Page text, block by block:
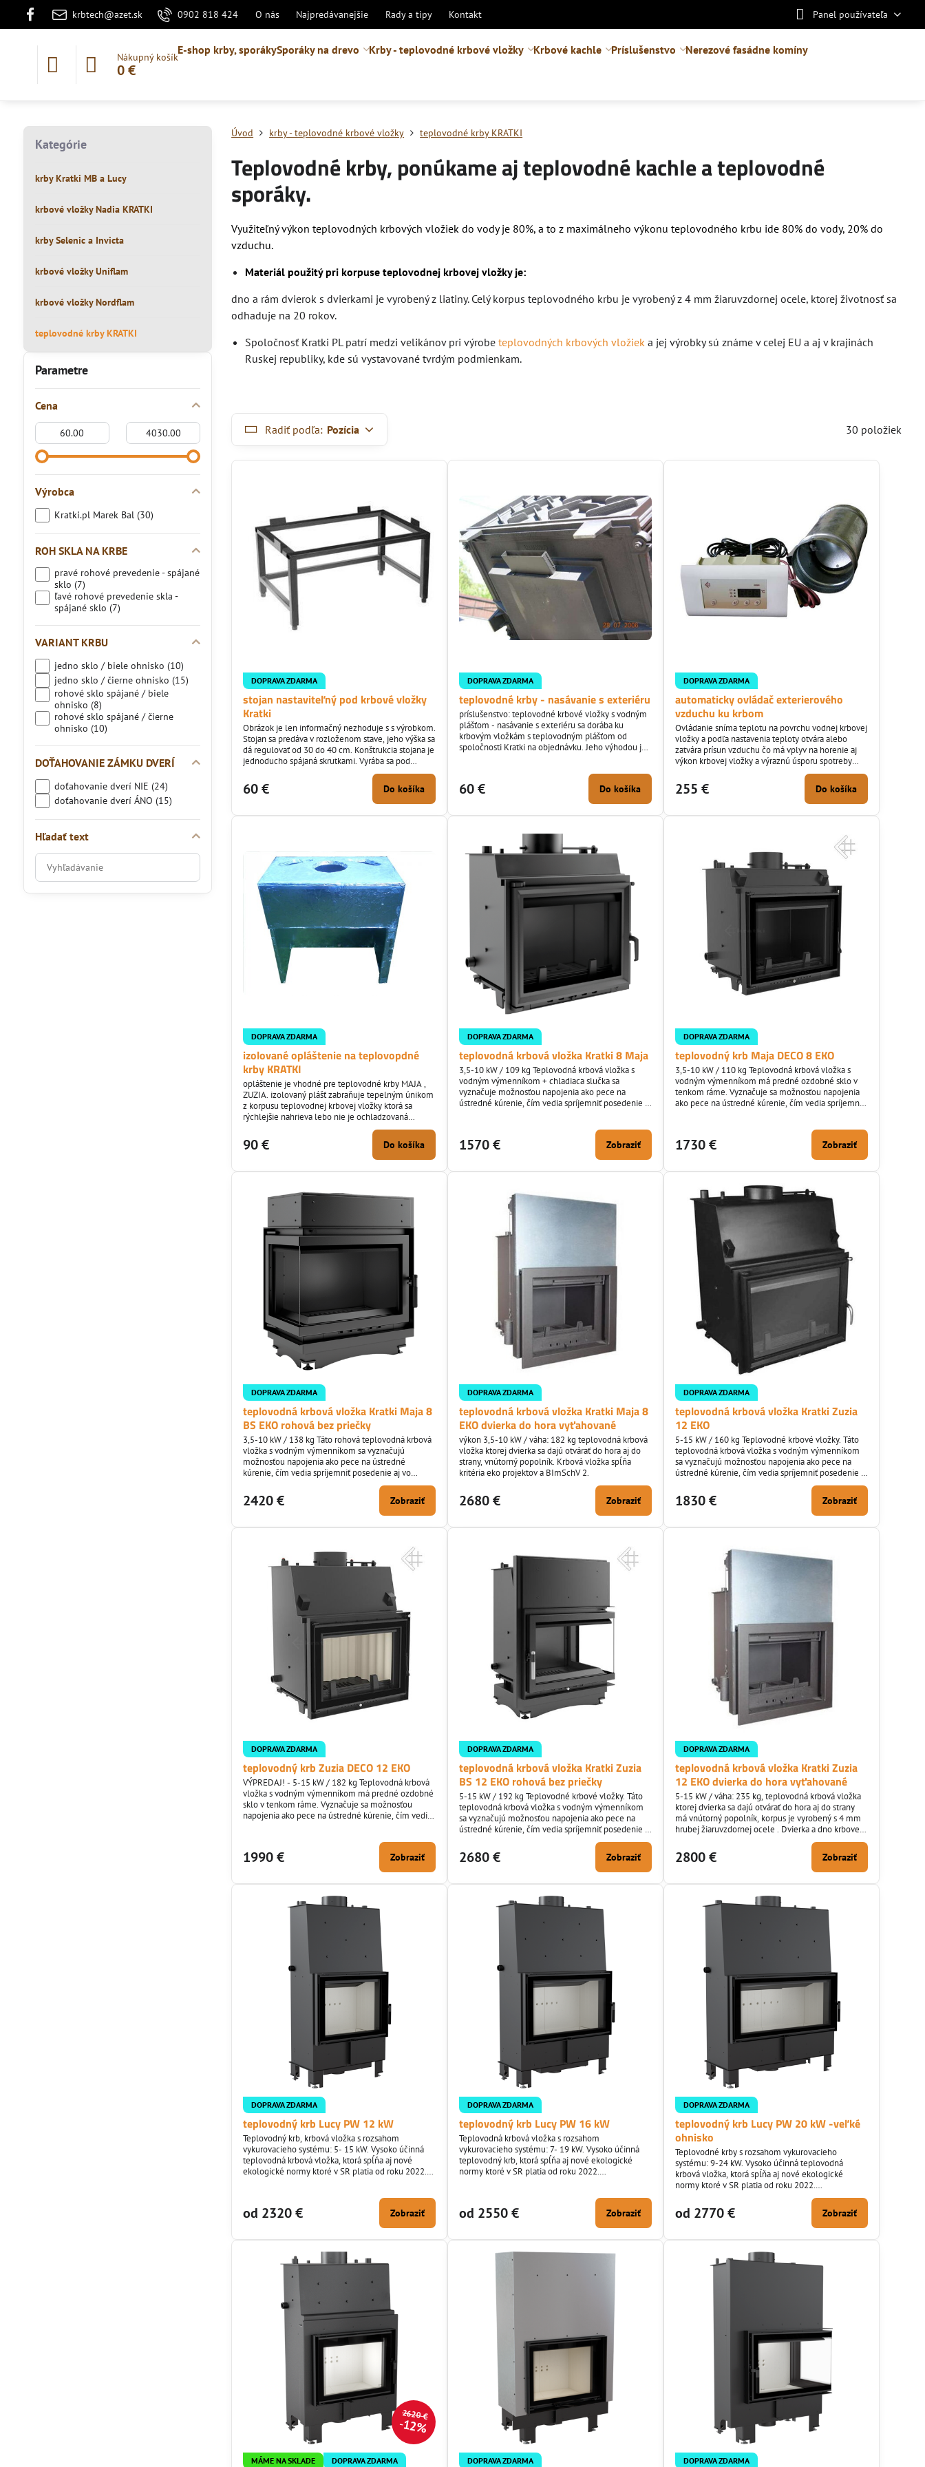
krbtech@azet.sk 0902 818 424 O nás Najpredávanejšie Rady a tipy Kontakt Panel používateľa
Nákupný košík
0 €
E-shop krby, sporákySporáky na drevo Krby - teplovodné krbové vložky Krbové kachle Príslušenstvo Nerezové fasádne komíny
Úvod krby - teplovodné krbové vložky teplovodné krby KRATKI
Teplovodné krby, ponúkame aj teplovodné kachle a teplovodné
sporáky.
Využiteľný výkon teplovodných krbových vložiek do vody je 80%, a to z maximálneho výkonu teplovodného krbu ide 80% do vody, 20% do
vzduchu.
Materiál použitý pri korpuse teplovodnej krbovej vložky je:
dno a rám dvierok s dvierkami je vyrobený z liatiny. Celý korpus teplovodného krbu je vyrobený z 4 mm žiaruvzdornej ocele, ktorej životnosť sa
odhaduje na 20 rokov.
Spoločnosť Kratki PL patrí medzi velikánov pri výrobeteplovodných krbových vložiek a jej výrobky sú známe v celej EU a aj v krajinách
Ruskej republiky, kde sú vystavované tvrdým podmienkam.
Radiť podľa: Pozícia 30 položiek
DOPRAVA ZDARMA
stojan nastaviteľný pod krbové vložky
Kratki
Obrázok je len informačný nezhoduje s s výrobkom.
Stojan sa predáva v rozloženom stave, jeho výška sa
dá regulovať od 30 do 40 cm. Konštrukcia stojana je
jednoducho spájaná skrutkami. Vyrába sa pod
krbové vložky Kratki a to : Maja, Zuzia. - Stojan pod
krbové vložky :Amelia, Oliwia stojí 65 €
60 € Do košíka
DOPRAVA ZDARMA
teplovodné krby - nasávanie s exteriéru
príslušenstvo: teplovodné krbové vložky s vodným
plášťom - nasávanie s exteriéru sa dorába ku
krbovým vložkám s teplovodným plášťom od
spoločnosti Kratki na objednávku. Jeho výhodou je
krbová vložka, ale krbová vložka si do spaľovacej
komory privádza kyslík potrebný na horenie s
60 € Do košíka
DOPRAVA ZDARMA
automaticky ovládač exterierového
vzduchu ku krbom
Ovládanie sníma teplotu na povrchu vodnej krbovej
vložky a podľa nastavenia teploty otvára alebo
zatvára prísun vzduchu čo má vplyv na horenie aj
výkon krbovej vložky a výraznú úsporu spotreby
255 € Do košíka
DOPRAVA ZDARMA
izolované opláštenie na teplovopdné
krby KRATKI
opláštenie je vhodné pre teplovodné krby MAJA ,
ZUZIA. izolovaný plášť zabraňuje tepelným únikom
z korpusu teplovodnej krbovej vložky ktorá sa
rýchlejšie nahrieva lebo nie je ochladzovaná
prúdením vzduchu a tým vieme dosiahnuť
efektívnejšie kúrenie a zohriatie vody v ústrednom
kúrení.
90 € Do košíka
DOPRAVA ZDARMA
teplovodná krbová vložka Kratki 8 Maja
3,5-10 kW / 109 kg Teplovodná krbová vložka s
vodným výmenníkom + chladiaca slučka sa
vyznačuje možnosťou napojenia ako pece na
ústredné kúrenie, čím vedia spríjemniť posedenie aj
vzduchu. Oceľová krbová vložka je vyrobená zo
žiaruvzdornej oceľ o hrúbke 4 mm dvierka a celý
1570 € Zobraziť
DOPRAVA ZDARMA
teplovodný krb Maja DECO 8 EKO
3,5-10 kW / 110 kg Teplovodná krbová vložka s
vodným výmenníkom má predné ozdobné sklo v
tenkom ráme. Vyznačuje sa možnosťou napojenia
ako pece na ústredné kúrenie, čím vedia spríjemniť
rozvody vzduchu. Oceľová krbová vložka sa skladá z
korpus - žiaruvzdorná oceľ o hrúbke 4 mm, dvierka
1730 € Zobraziť
DOPRAVA ZDARMA
teplovodná krbová vložka Kratki Maja 8
BS EKO rohová bez priečky
3,5-10 kW / 138 kg Táto rohová teplovodná krbová
vložka s vodným výmenníkom sa vyznačujú
možnosťou napojenia ako pece na ústredné
kúrenie, čím vedia spríjemniť posedenie aj vo
vašom interiéry aj pokiaľ ste citlivý na prašné
prostredie keďže netreba inštalovať rozvody
vzduchu. Oceľová krbová vložka je vyrobená zo
žiaruvzdornej oceľ o hrúbke 4 mm dvierka a celý
spod s roštom sú vyrobené z...
2420 € Zobraziť
DOPRAVA ZDARMA
teplovodná krbová vložka Kratki Maja 8
EKO dvierka do hora vyťahované
výkon 3,5-10 kW / váha: 182 kg teplovodná krbová
vložka ktorej dvierka sa dajú otvárať do hora aj do
strany, vnútorný popolník. Krbová vložka spĺňa
kritéria eko projektov a BImSchV 2.
2680 € Zobraziť
DOPRAVA ZDARMA
teplovodná krbová vložka Kratki Zuzia
12 EKO
5-15 kW / 160 kg Teplovodné krbové vložky. Táto
teplovodná krbová vložka s vodným výmenníkom
sa vyznačujú možnosťou napojenia ako pece na
ústredné kúrenie, čím vedia spríjemniť posedenie aj
vo vašom interiéry aj pokiaľ ste citlivý na prašné
prostredie keďže netreba inštalovať rozvody
vzduchu. Oceľová krbová vložka sa skladá z korpus
- žiaruvzdorná oceľ o hrúbke 4 mm, dvierka a spod
krbovej...
1830 € Zobraziť
DOPRAVA ZDARMA
teplovodný krb Zuzia DECO 12 EKO
VÝPREDAJ! - 5-15 kW / 182 kg Teplovodná krbová
vložka s vodným výmenníkom má predné ozdobné
sklo v tenkom ráme. Vyznačuje sa možnosťou
napojenia ako pece na ústredné kúrenie, čím vedia
inštalovať rozvody vzduchu. Oceľová krbová vložka
sa skladá z korpus - žiaruvzdorná oceľ o hrúbke 4
1990 € Zobraziť
DOPRAVA ZDARMA
teplovodná krbová vložka Kratki Zuzia
BS 12 EKO rohová bez priečky
5-15 kW / 192 kg Teplovodné krbové vložky. Táto
teplovodná krbová vložka s vodným výmenníkom
sa vyznačujú možnosťou napojenia ako pece na
ústredné kúrenie, čím vedia spríjemniť posedenie aj
vo vašom interiéry aj pokiaľ ste citlivý na prašné
prostredie keďže netreba inštalovať rozvody
vzduchu. Rohové prevedenie nám uveďte do
poznámky pri vypisovaní objednávky. Oceľová
krbová vložka sa skladá z...
2680 € Zobraziť
DOPRAVA ZDARMA
teplovodná krbová vložka Kratki Zuzia
12 EKO dvierka do hora vyťahované
5-15 kW / váha: 235 kg, teplovodná krbová vložka
ktorej dvierka sa dajú otvárať do hora aj do strany
má vnútorný popolník, korpus je vyrobený s 4 mm
hrubej žiaruvzdornej ocele . Dvierka a dno krbovej
vložky je vyrobené s liatiny. Krbová vložka spĺňa
kritéria eko projektov a BImSchV 2.
2800 € Zobraziť
DOPRAVA ZDARMA
teplovodný krb Lucy PW 12 kW
Teplovodný krb, krbová vložka s rozsahom
vykurovacieho systému: 5- 15 kW. Vysoko účinná
teplovodná krbová vložka, ktorá spĺňa aj nové
ekologické normy ktoré v SR platia od roku 2022.
od 2320 € Zobraziť
DOPRAVA ZDARMA
teplovodný krb Lucy PW 16 kW
Teplovodná krbová vložka s rozsahom
vykurovacieho systému: 7- 19 kW. Vysoko účinná
teplovodný krb, ktorá spĺňa aj nové ekologické
normy ktoré v SR platia od roku 2022.
od 2550 € Zobraziť
DOPRAVA ZDARMA
teplovodný krb Lucy PW 20 kW -veľké
ohnisko
Teplovodné krby s rozsahom vykurovacieho
systému: 9-24 kW. Vysoko účinná teplovodná
krbová vložka, ktorá spĺňa aj nové ekologické
normy ktoré v SR platia od roku 2022.
Dochladzovacia slučka ako ja nasávanie z exteriéru
je súčasťou základnej výbavy krbovej vložky.
od 2770 € Zobraziť
2620 €
12%
MÁME NA SKLADE DOPRAVA ZDARMA DOPRAVA ZDARMA DOPRAVA ZDARMA
Parametre
Cena
Od:
Do:
Výrobca
Kratki.pl Marek Bal (30)
ROH SKLA NA KRBE
pravé rohové prevedenie - spájané
sklo (7)
ľavé rohové prevedenie skla -
spájané sklo (7)
VARIANT KRBU
jedno sklo / biele ohnisko (10)
jedno sklo / čierne ohnisko (15)
rohové sklo spájané / biele
ohnisko (8)
rohové sklo spájané / čierne
ohnisko (10)
DOŤAHOVANIE ZÁMKU DVERÍ
doťahovanie dverí NIE (24)
doťahovanie dverí ÁNO (15)
Hľadať text
Prehľadať
výsledky
filtra
Kategórie
krby Kratki MB a Lucy
krbové vložky Nadia KRATKI
krby Selenic a Invicta
krbové vložky Uniflam
krbové vložky Nordflam
teplovodné krby KRATKI